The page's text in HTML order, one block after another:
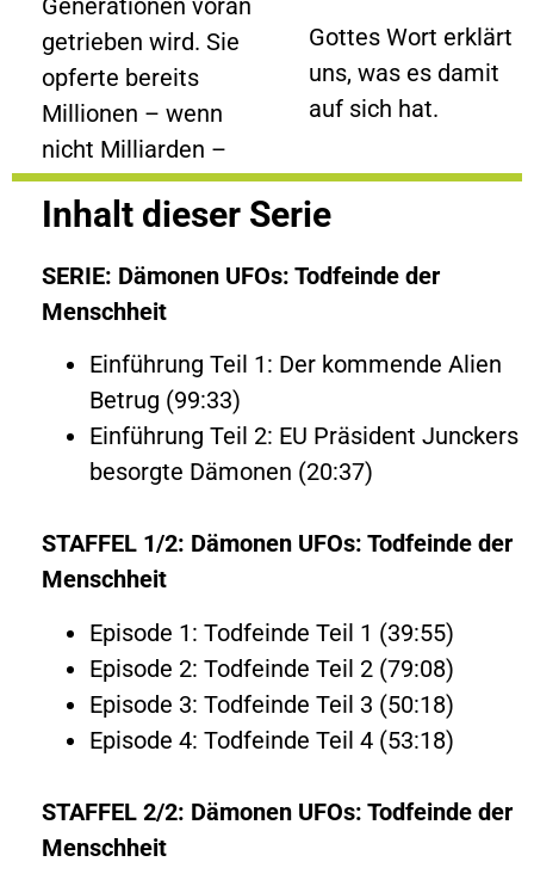
getrieben wird. Sie
opferte bereits
Millionen – wenn
nicht Milliarden –
Gottes Wort erklärt
uns, was es damit
auf sich hat.
Inhalt dieser Serie
SERIE: Dämonen UFOs: Todfeinde der
Menschheit
Einführung Teil 1: Der kommende Alien
Betrug (99:33)
Einführung Teil 2: EU Präsident Junckers
besorgte Dämonen (20:37)
STAFFEL 1/2: Dämonen UFOs: Todfeinde der
Menschheit
Episode 1: Todfeinde Teil 1 (39:55)
Episode 2: Todfeinde Teil 2 (79:08)
Episode 3: Todfeinde Teil 3 (50:18)
Episode 4: Todfeinde Teil 4 (53:18)
STAFFEL 2/2: Dämonen UFOs: Todfeinde der
Menschheit